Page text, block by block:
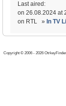
Last aired:
on 26.08.2024 at
on RTL » In TV
Copyright © 2006 - 2026